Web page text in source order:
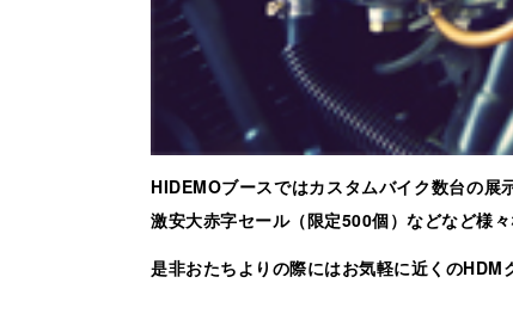
HIDEMOブースではカスタムバイク数台の
激安大赤字セール（限定500個）などなど様
是非おたちよりの際にはお気軽に近くの